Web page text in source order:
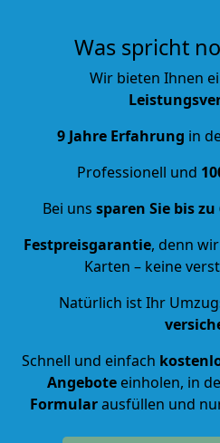
Was spricht
Wir bieten Ihnen
9 Jahre Erfahrung in
Professionell und
Bei uns sparen Sie bis zu
Festpreisgarantie, denn
Karten – keine
Natürlich ist Ihr
Schnell und einfach
Angebote einholen, in
Formularausfüllen und